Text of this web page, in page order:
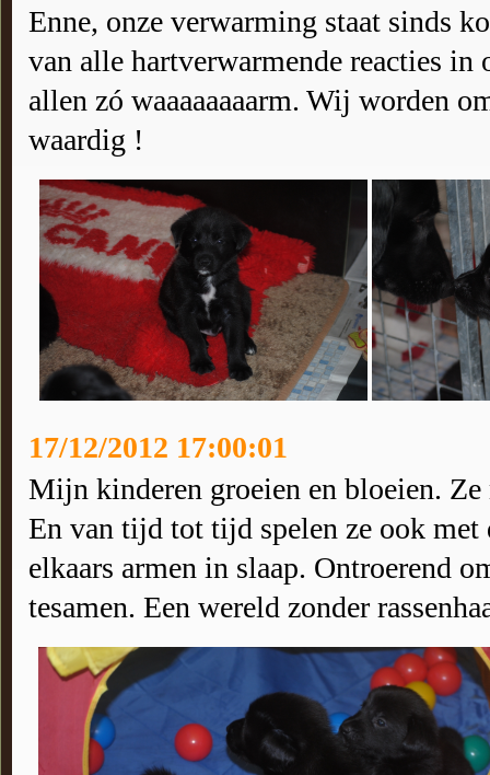
Enne, onze verwarming staat sinds
van alle hartverwarmende reacties in
allen zó waaaaaaaarm. Wij worden
waardig !
17/12/2012 17:00:01
Mijn kinderen groeien en bloeien. Ze
En van tijd tot tijd spelen ze ook met
elkaars armen in slaap. Ontroerend
tesamen. Een wereld zonder